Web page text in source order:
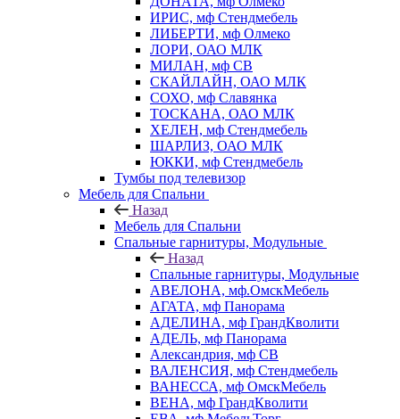
ИРИС, мф Стендмебель
ЛИБЕРТИ, мф Олмеко
ЛОРИ, ОАО МЛК
МИЛАН, мф СВ
СКАЙЛАЙН, ОАО МЛК
СОХО, мф Славянка
ТОСКАНА, ОАО МЛК
ХЕЛЕН, мф Стендмебель
ШАРЛИЗ, ОАО МЛК
ЮККИ, мф Стендмебель
Тумбы под телевизор
Мебель для Спальни
Назад
Мебель для Спальни
Спальные гарнитуры, Модульные
Назад
Спальные гарнитуры, Модульные
АВЕЛОНА, мф.ОмскМебель
АГАТА, мф Панорама
АДЕЛИНА, мф ГрандКволити
АДЕЛЬ, мф Панорама
Александрия, мф СВ
ВАЛЕНСИЯ, мф Стендмебель
ВАНЕССА, мф ОмскМебель
ВЕНА, мф ГрандКволити